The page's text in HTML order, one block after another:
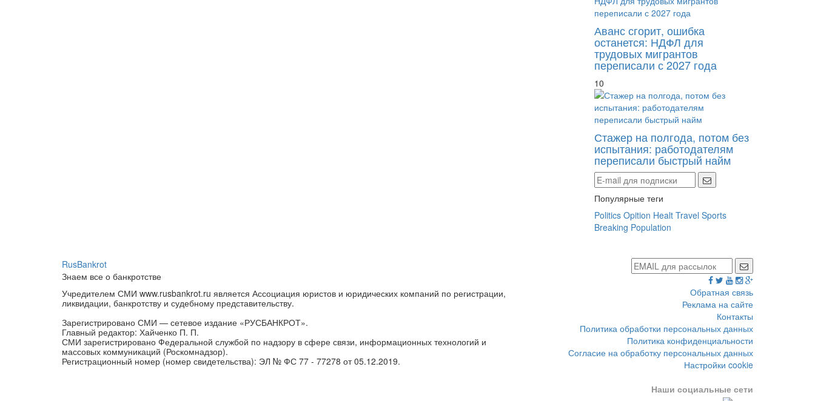
Аванс сгорит, ошибка
останется: НДФЛ для
трудовых мигрантов
переписали с 2027 года
10
Стажер на полгода, потом без
испытания: работодателям
переписали быстрый найм
Популярные теги
Politics Opition Healt Travel Sports
Breaking Population
RusBankrot
Знаем все о банкротстве
Учредителем СМИ www.rusbankrot.ru является Ассоциация юристов и юридических компаний по регистрации,
ликвидации, банкротству и судебному представительству.
Зарегистрировано СМИ — сетевое издание «РУСБАНКРОТ».
Главный редактор: Хайченко П. П.
СМИ зарегистрировано Федеральной службой по надзору в сфере связи, информационных технологий и
массовых коммуникаций (Роскомнадзор).
Регистрационный номер (номер свидетельства): ЭЛ № ФС 77 - 77278 от 05.12.2019.
Обратная связь
Реклама на сайте
Контакты
Политика обработки персональных данных
Политика конфиденциальности
Согласие на обработку персональных данных
Настройки cookie
Наши социальные сети